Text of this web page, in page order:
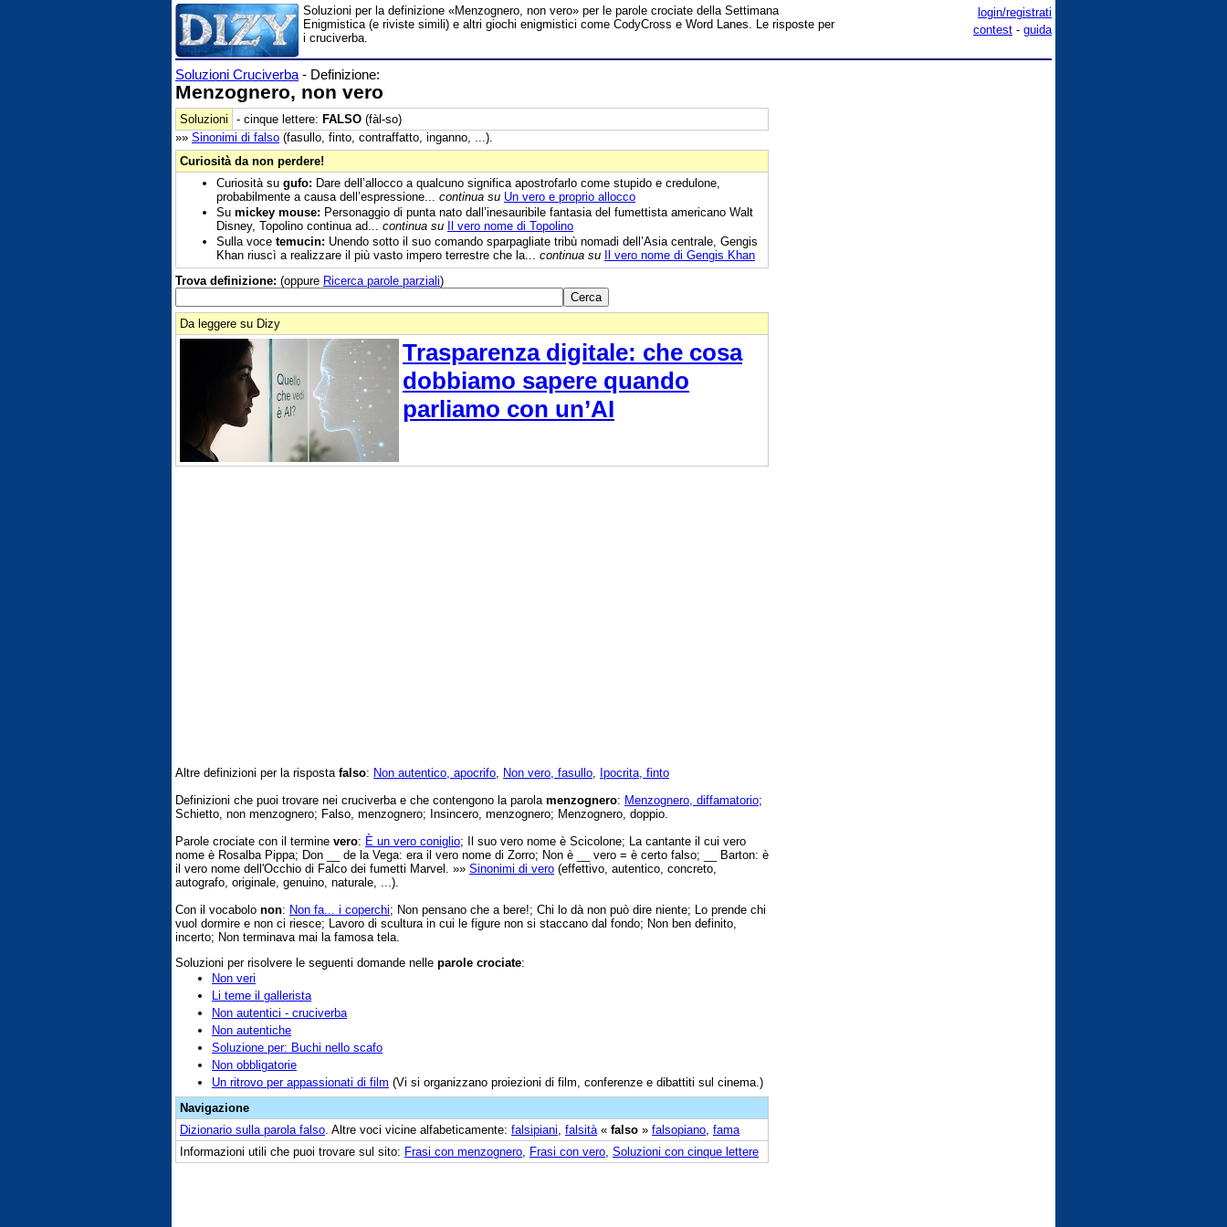
login/registrati
contest - guida
Soluzioni per la definizione «Menzognero, non vero» per le parole crociate della Settimana
Enigmistica (e riviste simili) e altri giochi enigmistici come CodyCross e Word Lanes. Le risposte per
i cruciverba.
Soluzioni Cruciverba - Definizione:
Menzognero, non vero
Soluzioni - cinque lettere: FALSO (fàl-so)
»» Sinonimi di falso (fasullo, finto, contraffatto, inganno, ...).
Curiosità da non perdere!
Curiosità su gufo: Dare dell’allocco a qualcuno significa apostrofarlo come stupido e credulone,
probabilmente a causa dell’espressione... continua su Un vero e proprio allocco
Su mickey mouse: Personaggio di punta nato dall’inesauribile fantasia del fumettista americano Walt
Disney, Topolino continua ad... continua su Il vero nome di Topolino
Sulla voce temucin: Unendo sotto il suo comando sparpagliate tribù nomadi dell’Asia centrale, Gengis
Khan riuscì a realizzare il più vasto impero terrestre che la... continua su Il vero nome di Gengis Khan
Trova definizione: (oppure Ricerca parole parziali)
Da leggere su Dizy
Trasparenza digitale: che cosa
dobbiamo sapere quando
parliamo con un’AI
Altre definizioni per la risposta falso: Non autentico, apocrifo Non vero, fasullo Ipocrita, finto
Definizioni che puoi trovare nei cruciverba e che contengono la parola menzognero: Menzognero, diffamatorio;
Schietto, non menzognero; Falso, menzognero; Insincero, menzognero; Menzognero, doppio.
Parole crociate con il termine vero: È un vero coniglio; Il suo vero nome è Scicolone; La cantante il cui vero
nome è Rosalba Pippa; Don __ de la Vega: era il vero nome di Zorro; Non è __ vero = è certo falso; __ Barton: è
il vero nome dell'Occhio di Falco dei fumetti Marvel. »» Sinonimi di vero (effettivo, autentico, concreto,
autografo, originale, genuino, naturale, ...).
Con il vocabolo non: Non fa... i coperchi; Non pensano che a bere!; Chi lo dà non può dire niente; Lo prende chi
vuol dormire e non ci riesce; Lavoro di scultura in cui le figure non si staccano dal fondo; Non ben definito,
incerto; Non terminava mai la famosa tela.
Soluzioni per risolvere le seguenti domande nelle parole crociate:
Non veri
Li teme il gallerista
Non autentici - cruciverba
Non autentiche
Soluzione per: Buchi nello scafo
Non obbligatorie
Un ritrovo per appassionati di film (Vi si organizzano proiezioni di film, conferenze e dibattiti sul cinema.)
Navigazione
Dizionario sulla parola falso . Altre voci vicine alfabeticamente: falsipiani falsità « falso » falsopiano fama
Informazioni utili che puoi trovare sul sito: Frasi con menzognero Frasi con vero Soluzioni con cinque lettere